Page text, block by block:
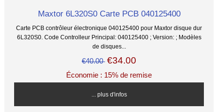
Maxtor 6L320S0 Carte PCB 040125400
Carte PCB contrôleur électronique 040125400 pour Maxtor disque dur
6L320S0. Code Controlleur Principal: 040125400 ; Version: ; Modèles
de disques...
€40.00 €34.00
Économie : 15% de remise
... plus d'infos